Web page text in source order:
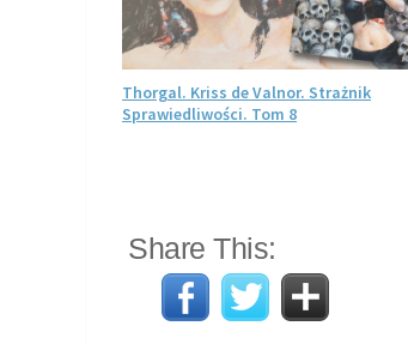
Thorgal. Kriss de Valnor. Strażnik
Sprawiedliwości. Tom 8
Share This: